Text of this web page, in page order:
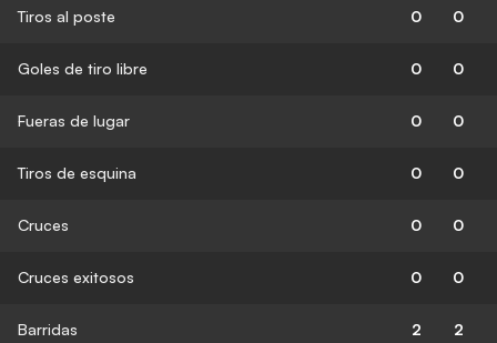
Tiros al poste 0 0
Goles de tiro libre 0 0
Fueras de lugar 0 0
Tiros de esquina 0 0
Cruces 0 0
Cruces exitosos 0 0
Barridas 2 2